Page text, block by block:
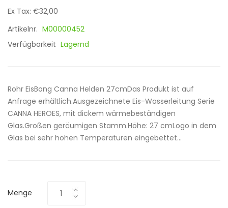
Ex Tax: €32,00
Artikelnr. M00000452
Verfügbarkeit Lagernd
Rohr EisBong Canna Helden 27cmDas Produkt ist auf
Anfrage erhältlich.Ausgezeichnete Eis-Wasserleitung Serie
CANNA HEROES, mit dickem wärmebeständigen
Glas.Großen geräumigen Stamm.Höhe: 27 cmLogo in dem
Glas bei sehr hohen Temperaturen eingebettet...
Menge